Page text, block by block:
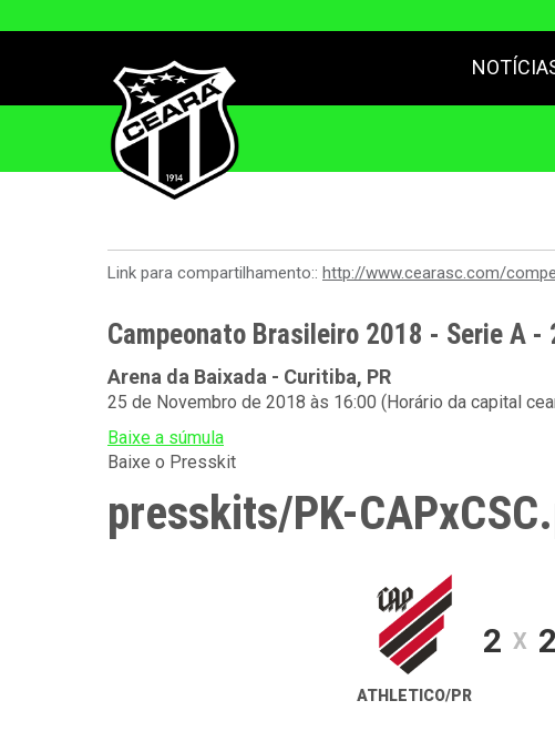
Link para compartilhamento:: http://www.cearasc.com/
Campeonato Brasileiro 2018 - Serie A -
Arena da Baixada - Curitiba, PR
25 de Novembro de 2018 às 16:00 (Horário da capital
Baixe a súmula
Baixe o Presskit
presskits/PK-
ATHLETICO/PR
2 X 2